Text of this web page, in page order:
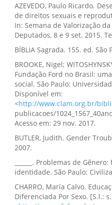
AZEVEDO, Paulo Ricardo.
de direitos sexuais e
In: Semana de Valorização
Deputados, 8 e 9 set. 2015.
BÍBLIA Sagrada. 155. ed. São
BROOKE, Nigel;
Fundação Ford no Brasil:
social. São Paulo:
Disponível em:
<http://www.clam.org.br/
publicacoes/
Acesso em: 29 nov. 2017.
BUTLER, Judith. Gender
2007.
______. Problemas de
identidade. São Paulo:
CHARRO, María Calvo.
Diferenciada Por Sexo. [S.l.: